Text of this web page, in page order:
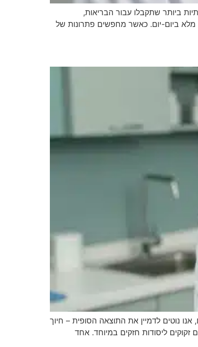
ביותר שתקבלו עבור הבריאות,
מלא ביום-יום. כאשר מחפשים פתרונות של
נוטים לדמיין את התוצאה הסופית – חיוך
זקוקים ליסודות חזקים במיוחד. אחד